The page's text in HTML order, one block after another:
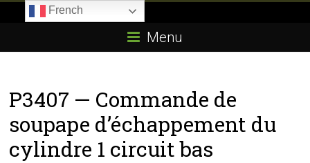
E85.com
passion
boîtier
éthanol
Menu
P3407 — Commande de
soupape d’échappement du
cylindre 1 circuit bas
French